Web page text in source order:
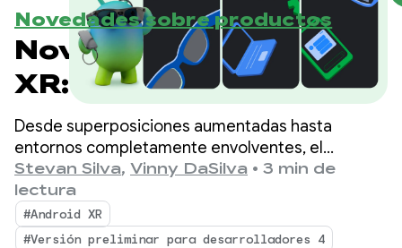
Novedades sobre productos
Novedades de Android
XR: Herramientas,
compatibilidad con
motores y
actualizaciones del
ecosistema
Desde superposiciones aumentadas hasta
entornos completamente envolventes, el
ecosistema de Android XR se expande
rápidamente, y el Samsung Galaxy XR ya está
disponible.
Stevan Silva, Vinny DaSilva • 3 min de
lectura
#Android XR
#Versión preliminar para desarrolladores 4